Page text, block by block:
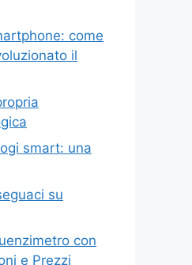
come
il
smart: una
su
con
e Prezzi